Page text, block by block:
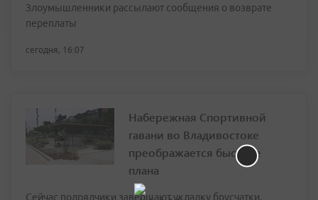
Злоумышленники рассылают сообщения о возврате
переплаты
сегодня, 16:07
Набережная Спортивной
гавани во Владивостоке
преображается быстрее
плана
Сейчас подрядчики завершают укладку брусчатки,